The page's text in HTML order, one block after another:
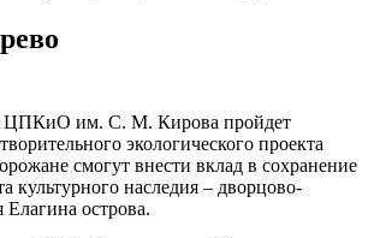
ЦПКиО им. С. М. Кирова пройдет
экологического проекта
смогут внести вклад в сохранение
культурного наследия – дворцово-
Елагина острова.